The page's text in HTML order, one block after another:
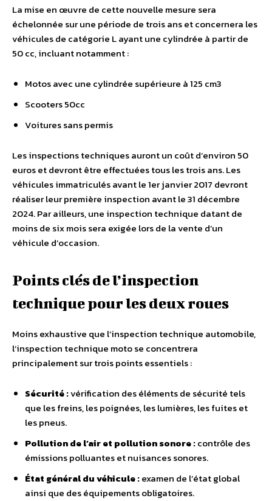
La mise en œuvre de cette nouvelle mesure sera
échelonnée sur une période de trois ans et concernera les
véhicules de catégorie L ayant une cylindrée à partir de
50 cc, incluant notamment :
Motos avec une cylindrée supérieure à 125 cm3
Scooters 50cc
Voitures sans permis
Les inspections techniques auront un coût d’environ 50
euros et devront être effectuées tous les trois ans. Les
véhicules immatriculés avant le 1er janvier 2017 devront
réaliser leur première inspection avant le 31 décembre
2024. Par ailleurs, une inspection technique datant de
moins de six mois sera exigée lors de la vente d’un
véhicule d’occasion.
Points clés de l’inspection
technique pour les deux roues
Moins exhaustive que l’inspection technique automobile,
l’inspection technique moto se concentrera
principalement sur trois points essentiels :
Sécurité :vérification des éléments de sécurité tels
que les freins, les poignées, les lumières, les fuites et
les pneus.
Pollution de l’air et pollution sonore :contrôle des
émissions polluantes et nuisances sonores.
État général du véhicule :examen de l’état global
ainsi que des équipements obligatoires.